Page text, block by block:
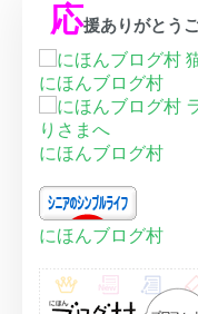
応援ありがとう
にほんブログ村
にほんブログ村
にほんブログ村